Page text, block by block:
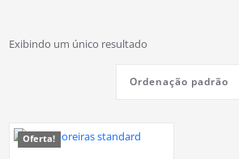
Exibindo um único resultado
Oferta!